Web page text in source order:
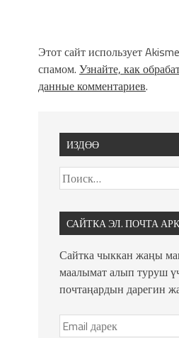
Этот сайт использует
спамом. Узнайте, как
данные комментариев.
ИЗДӨӨ
САЙТКА ЭЛ. ПОЧТА
Сайтка чыккан жаңы
маалымат алып туруш
почтаңардын дарегин